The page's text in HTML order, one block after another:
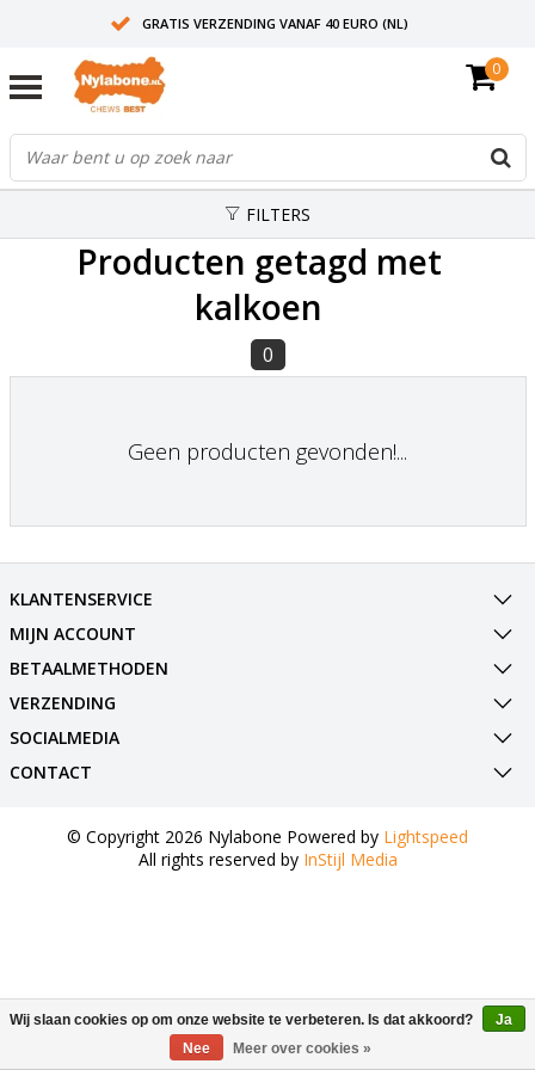
GRATIS VERZENDING VANAF 40 EURO (NL)
0
FILTERS
Producten getagd met
kalkoen
0
Geen producten gevonden!...
KLANTENSERVICE
MIJN ACCOUNT
BETAALMETHODEN
VERZENDING
SOCIALMEDIA
CONTACT
© Copyright 2026 Nylabone Powered by Lightspeed
All rights reserved by InStijl Media
Wij slaan cookies op om onze website te verbeteren. Is dat akkoord?
Ja
Nee
Meer over cookies »